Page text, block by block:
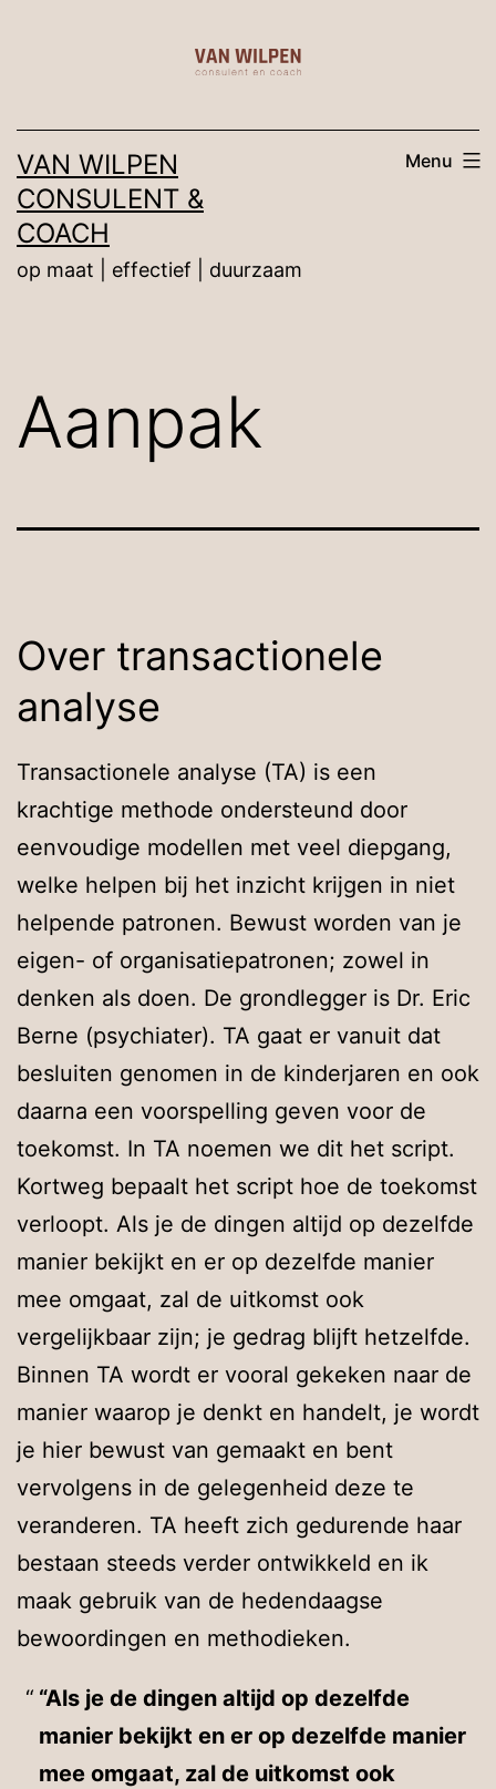
VAN WILPEN
CONSULENT &
COACH
op maat | effectief | duurzaam
Menu
Aanpak
Over transactionele
analyse
Transactionele analyse (TA) is een
krachtige methode ondersteund door
eenvoudige modellen met veel diepgang,
welke helpen bij het inzicht krijgen in niet
helpende patronen. Bewust worden van je
eigen- of organisatiepatronen; zowel in
denken als doen. De grondlegger is Dr. Eric
Berne (psychiater). TA gaat er vanuit dat
besluiten genomen in de kinderjaren en ook
daarna een voorspelling geven voor de
toekomst. In TA noemen we dit het script.
Kortweg bepaalt het script hoe de toekomst
verloopt. Als je de dingen altijd op dezelfde
manier bekijkt en er op dezelfde manier
mee omgaat, zal de uitkomst ook
vergelijkbaar zijn; je gedrag blijft hetzelfde.
Binnen TA wordt er vooral gekeken naar de
manier waarop je denkt en handelt, je wordt
je hier bewust van gemaakt en bent
vervolgens in de gelegenheid deze te
veranderen. TA heeft zich gedurende haar
bestaan steeds verder ontwikkeld en ik
maak gebruik van de hedendaagse
bewoordingen en methodieken.
“Als je de dingen altijd op dezelfde
manier bekijkt en er op dezelfde manier
mee omgaat, zal de uitkomst ook